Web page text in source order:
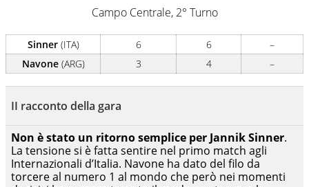
Campo Centrale, 2° Turno
Sinner(ITA) 6 6
–
Navone(ARG) 3 4 –
II racconto della gara
Non è stato un ritorno semplice per Jannik Sinner.
La tensione si è fatta sentire nel primo match agli
Internazionali d’Italia. Navone ha dato del filo da
torcere al numero 1 al mondo che però nei momenti